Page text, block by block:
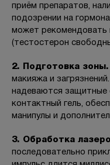
приём препаратов,
подозрении на
может рекомендовать
(тестостерон
2. Подготовка зоны.
макияжа и
надеваются защитные
контактный гель,
манипулы и
3. Обработка
последовательно